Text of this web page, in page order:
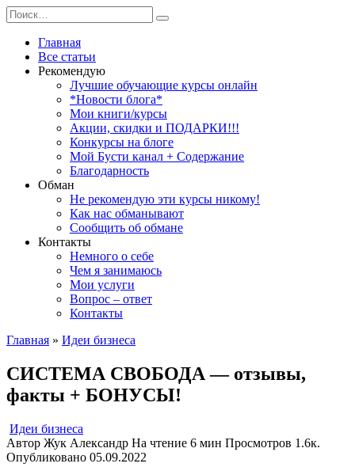
Перейти
к
содержанию
Search
for:
Главная
Все статьи
Рекомендую
Лучшие обучающие курсы онлайн
*Новости блога*
Мои книги/курсы
Акции, скидки и ПОДАРКИ!!!
Конкурсы на блоге
Мой Бусти канал + Содержание
Благодарность
Обман
Не рекомендую эти курсы никому!
Как нас обманывают
Сообщить об обмане
Контакты
Немного о себе
Чем я занимаюсь
Мои услуги
Вопрос – ответ
Контакты
Главная » Идеи бизнеса
СИСТЕМА СВОБОДА — отзывы,
факты + БОНУСЫ!
Идеи бизнеса
Автор Жук Александр На чтение 6 мин Просмотров 1.6к.
Опубликовано 05.09.2022